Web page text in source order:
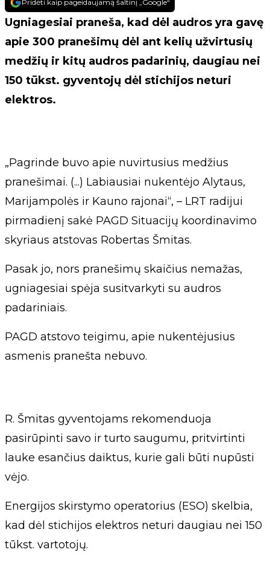
Pridėti kaip pageidaujamą šaltinį „Google“
Ugniagesiai praneša, kad dėl audros yra gavę
apie 300 pranešimų dėl ant kelių užvirtusių
medžių ir kitų audros padarinių, daugiau nei
150 tūkst. gyventojų dėl stichijos neturi
elektros.
„Pagrinde buvo apie nuvirtusius medžius
pranešimai. (...) Labiausiai nukentėjo Alytaus,
Marijampolės ir Kauno rajonai“, – LRT radijui
pirmadienį sakė PAGD Situacijų koordinavimo
skyriaus atstovas Robertas Šmitas.
Pasak jo, nors pranešimų skaičius nemažas,
ugniagesiai spėja susitvarkyti su audros
padariniais.
PAGD atstovo teigimu, apie nukentėjusius
asmenis pranešta nebuvo.
R. Šmitas gyventojams rekomenduoja
pasirūpinti savo ir turto saugumu, pritvirtinti
lauke esančius daiktus, kurie gali būti nupūsti
vėjo.
Energijos skirstymo operatorius (ESO) skelbia,
kad dėl stichijos elektros neturi daugiau nei 150
tūkst. vartotojų.